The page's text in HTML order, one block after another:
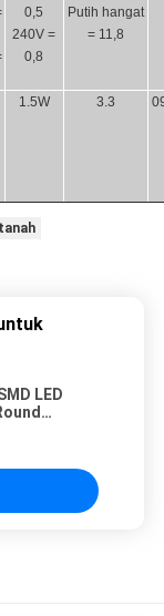
0,5
240V =
0,8
Putih hangat
= 11,8
1.5W 3.3
LED